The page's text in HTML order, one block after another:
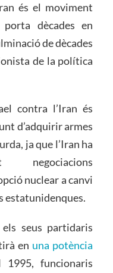
és el moviment
dècades en
de dècades
de la política
contra l’Iran és
d’adquirir armes
ja que l’Iran ha
negociacions
nuclear a canvi
estatunidenques.
seus partidaris
en una potència
1995, funcionaris